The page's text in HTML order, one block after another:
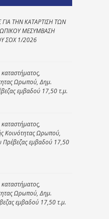
ΤΗΝ ΚΑΤΑΡΤΙΣΗ ΤΩΝ
ΜΕΣΥΜΒΑΣΗ
ΣΟΧ 1/2026
Ωρωπού, Δημ.
εμβαδού 17,50 τ.μ.
Κοινότητας Ωρωπού,
εμβαδού 17,50
Ωρωπού, Δημ.
εμβαδού 17,50 τ.μ.